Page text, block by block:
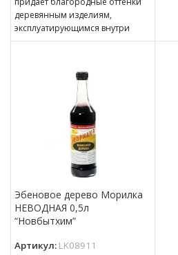
деревянным изделиям,
эксплуатирующимся внутри
помещений. Может
Эбеновое дерево Морилка
НЕВОДНАЯ 0,5л
“Новбытхим”
Артикул: LK08911